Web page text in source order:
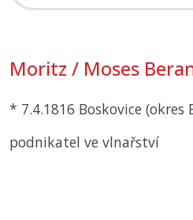
Moritz / Moses
* 7.4.1816 Boskovice (okres
podnikatel ve vlnařství